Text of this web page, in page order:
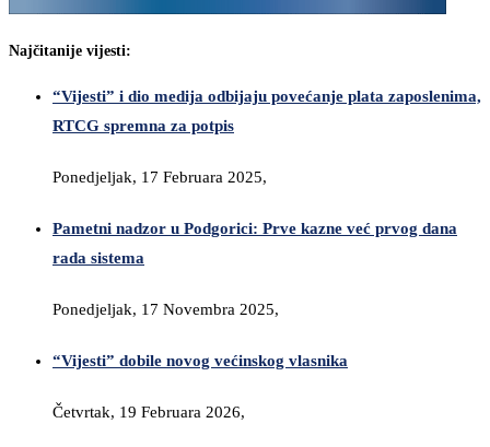
Najčitanije vijesti:
“Vijesti” i dio medija odbijaju povećanje plata zaposlenima,
RTCG spremna za potpis
Ponedjeljak, 17 Februara 2025,
Pametni nadzor u Podgorici: Prve kazne već prvog dana
rada sistema
Ponedjeljak, 17 Novembra 2025,
“Vijesti” dobile novog većinskog vlasnika
Četvrtak, 19 Februara 2026,